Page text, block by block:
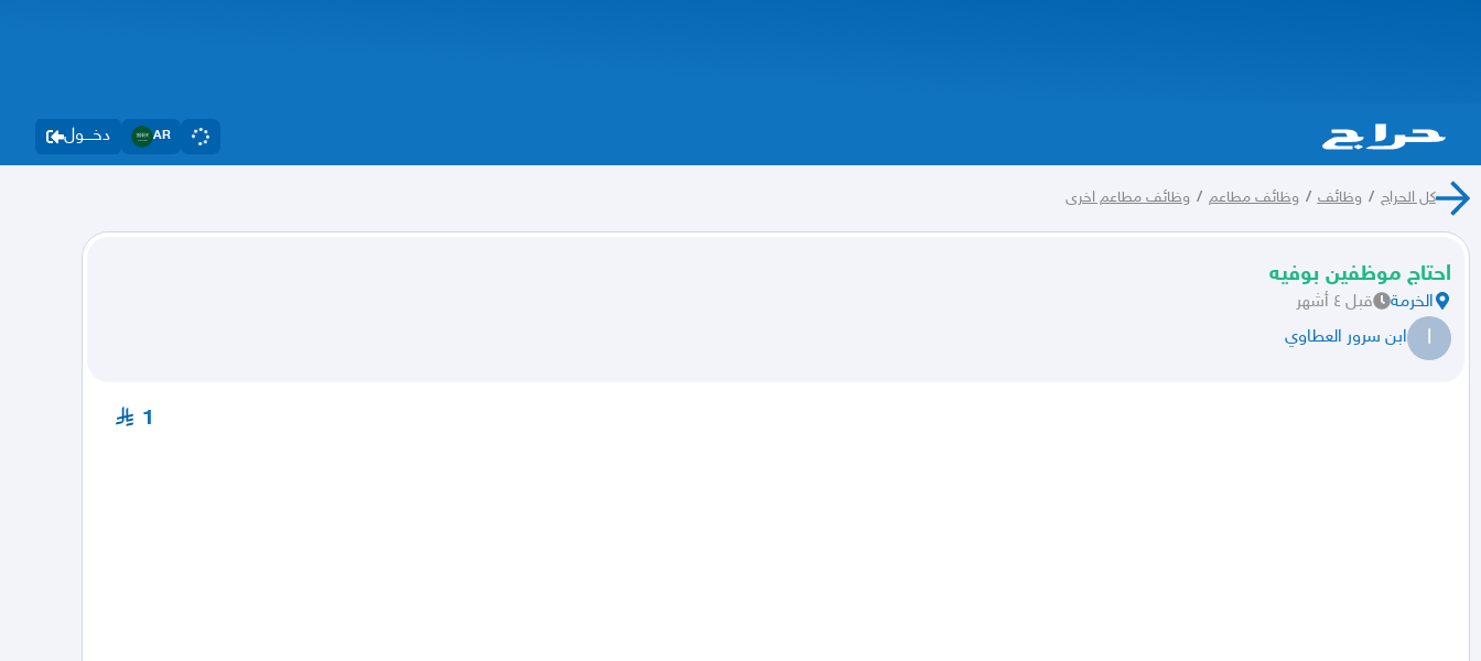
دخــــول AR
كل الحراج / وظائف / وظائف مطاعم / وظائف مطاعم اخرى
احتاج موظفين بوفيه
الخرمة قبل ٤ أشهر
ا ابن سرور العطاوي
1